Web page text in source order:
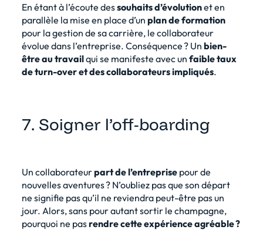
En étant à l’écoute dessouhaits d’évolutionet en
parallèle la mise en place d’un plan de formation
pour la gestion de sa carrière, le collaborateur
évolue dans l’entreprise. Conséquence ? Un bien-
être au travailqui se manifeste avec un faible taux
de turn-over et des collaborateurs impliqués.
7. Soigner l’off-boarding
Un collaborateurpart de l’entreprisepour de
nouvelles aventures ? N’oubliez pas que son départ
ne signifie pas qu’il ne reviendra peut-être pas un
jour. Alors, sans pour autant sortir le champagne,
pourquoi ne pasrendre cette expérience agréable ?